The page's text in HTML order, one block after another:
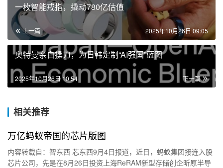
一枚智能戒指，撬动780亿估值
上一篇 2025年10月26日 09:05
奥特曼亲自操刀，为日韩定制“AI强国”蓝图
下一篇
2025年10月26日 10:54
相关推荐
万亿蚂蚁帝国的芯片版图
内容转载自：智东西 芯东西9月4日报道，近日，蚂蚁集团接连入股
芯片公司，先是在8月26日投资上海ReRAM新型存储创企昕原半导